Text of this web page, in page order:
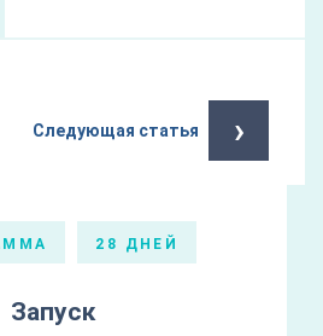
Следующая статья ›
28 ДНЕЙ
Запуск